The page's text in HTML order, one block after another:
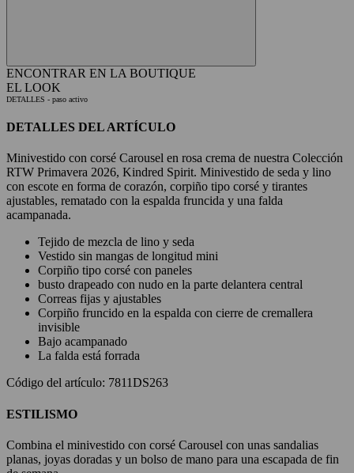
ENCONTRAR EN LA BOUTIQUE
EL LOOK
DETALLES - paso activo
DETALLES DEL ARTÍCULO
Minivestido con corsé Carousel en rosa crema de nuestra Colección
RTW Primavera 2026, Kindred Spirit. Minivestido de seda y lino
con escote en forma de corazón, corpiño tipo corsé y tirantes
ajustables, rematado con la espalda fruncida y una falda
acampanada.
Tejido de mezcla de lino y seda
Vestido sin mangas de longitud mini
Corpiño tipo corsé con paneles
busto drapeado con nudo en la parte delantera central
Correas fijas y ajustables
Corpiño fruncido en la espalda con cierre de cremallera
invisible
Bajo acampanado
La falda está forrada
Código del artículo: 7811DS263
ESTILISMO
Combina el minivestido con corsé Carousel con unas sandalias
planas, joyas doradas y un bolso de mano para una escapada de fin